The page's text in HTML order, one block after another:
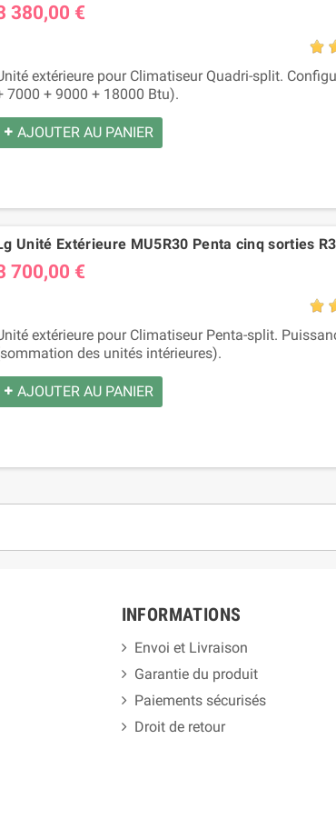
380,00 €
extérieure pour Climatiseur Quadri-split.
7000 + 9000 + 18000 Btu).
AJOUTER AU PANIER
Unité Extérieure MU5R30 Penta cinq sorties
700,00 €
extérieure pour Climatiseur Penta-split.
des unités intérieures).
AJOUTER AU PANIER
INFORMATIONS
Envoi et Livraison
Garantie du produit
Paiements sécurisés
Droit de retour